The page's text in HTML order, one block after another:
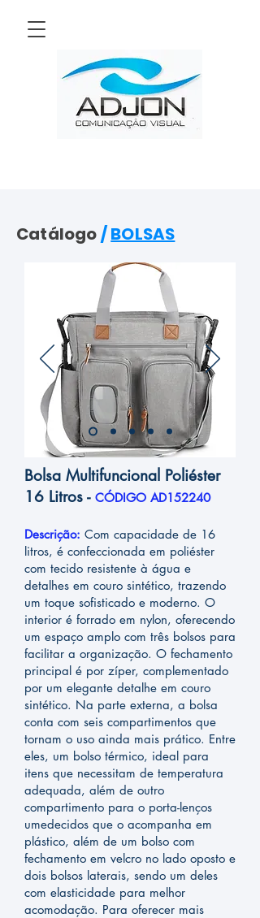
Catálogo/BOLSAS
Bolsa Multifuncional Poliéster
16 Litros - CÓDIGO AD152240
Descrição: Com capacidade de 16
litros, é confeccionada em poliéster
com tecido resistente à água e
detalhes em couro sintético, trazendo
um toque sofisticado e moderno. O
interior é forrado em nylon, oferecendo
um espaço amplo com três bolsos para
facilitar a organização. O fechamento
principal é por zíper, complementado
por um elegante detalhe em couro
sintético. Na parte externa, a bolsa
conta com seis compartimentos que
tornam o uso ainda mais prático. Entre
eles, um bolso térmico, ideal para
itens que necessitam de temperatura
adequada, além de outro
compartimento para o porta-lenços
umedecidos que o acompanha em
plástico, além de um bolso com
fechamento em velcro no lado oposto e
dois bolsos laterais, sendo um deles
com elasticidade para melhor
acomodação. Para oferecer mais